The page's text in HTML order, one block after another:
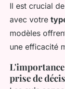
Il est crucial
avec votre
modèles
une efficacité
prise de